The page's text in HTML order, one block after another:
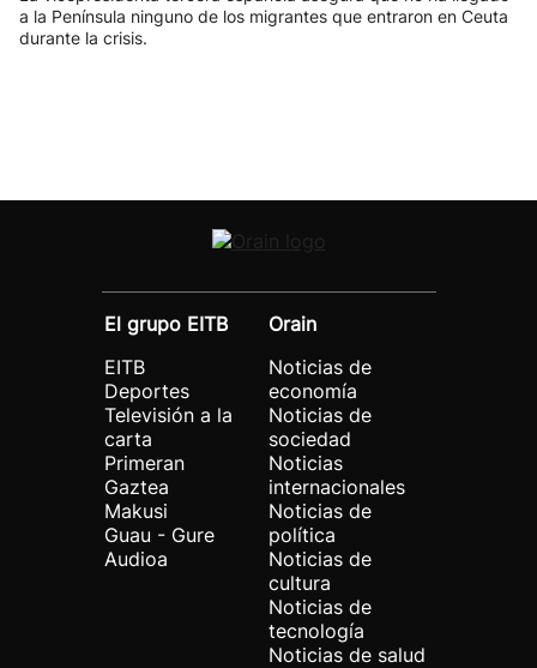
a la Península ninguno de los migrantes que entraron en Ceuta
durante la crisis.
El grupo EITB
EITB
Deportes
Televisión a la
carta
Primeran
Gaztea
Makusi
Guau - Gure
Audioa
Orain
Noticias de
economía
Noticias de
sociedad
Noticias
internacionales
Noticias de
política
Noticias de
cultura
Noticias de
tecnología
Noticias de salud